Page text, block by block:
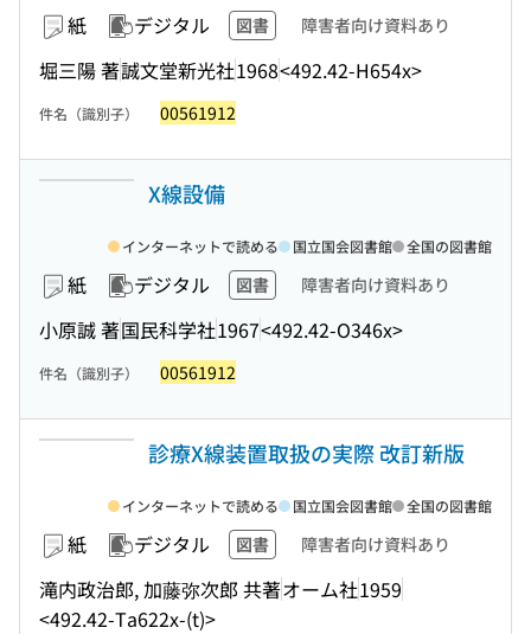
紙 デジタル 図書 障害者向け資料あり
堀三陽 著誠文堂新光社1968<492.42-H654x>
件名（識別子） 00561912
X線設備
紙 デジタル 図書 障害者向け資料あり
小原誠 著国民科学社1967<492.42-O346x>
インターネットで読める 国立国会図書館 全国の図書館
件名（識別子） 00561912
診療X線装置取扱の実際 改訂新版
紙 デジタル 図書 障害者向け資料あり
滝内政治郎, 加藤弥次郎 共著オーム社1959
<492.42-Ta622x-(t)>
インターネットで読める 国立国会図書館 全国の図書館